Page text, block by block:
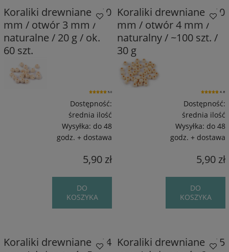
Koraliki drewniane / 10
mm / otwór 3 mm /
naturalne / 20 g / ok.
60 szt.
5.0
Dostępność:
średnia ilość
Wysyłka: do 48
godz. + dostawa
5,90 zł
DO
KOSZYKA
Koraliki drewniane / 10
mm / otwór 4 mm /
naturalny / ~100 szt. /
30 g
4.8
Dostępność:
średnia ilość
Wysyłka: do 48
godz. + dostawa
5,90 zł
DO
KOSZYKA
Koraliki drewniane / 14 Koraliki drewniane / 15